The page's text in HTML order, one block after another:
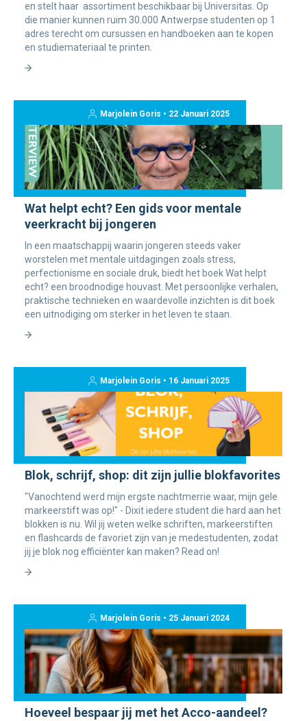
en stelt haar assortiment beschikbaar bij Universitas. Op
die manier kunnen ruim 30.000 Antwerpse studenten op 1
adres terecht om cursussen en handboeken aan te kopen
en studiemateriaal te printen.
Marjolein Goris • 22 Januari 2025
Wat helpt echt? Een gids voor mentale
veerkracht bij jongeren
In een maatschappij waarin jongeren steeds vaker
worstelen met mentale uitdagingen zoals stress,
perfectionisme en sociale druk, biedt het boek Wat helpt
echt? een broodnodige houvast. Met persoonlijke verhalen,
praktische technieken en waardevolle inzichten is dit boek
een uitnodiging om sterker in het leven te staan.
Marjolein Goris • 16 Januari 2025
Blok, schrijf, shop: dit zijn jullie blokfavorites
"Vanochtend werd mijn ergste nachtmerrie waar, mijn gele
markeerstift was op!" - Dixit iedere student die hard aan het
blokken is nu. Wil jij weten welke schriften, markeerstiften
en flashcards de favoriet zijn van je medestudenten, zodat
jij je blok nog efficiënter kan maken? Read on!
Marjolein Goris • 25 Januari 2024
Hoeveel bespaar jij met het Acco-aandeel?